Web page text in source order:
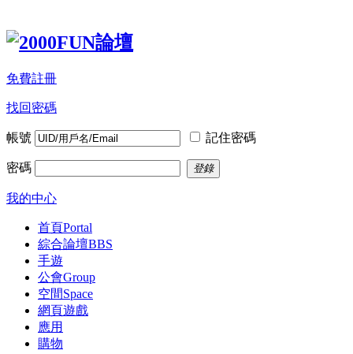
免費註冊
找回密碼
帳號 記住密碼
密碼 登錄
我的中心
首頁Portal
綜合論壇BBS
手遊
公會Group
空間Space
網頁遊戲
應用
購物